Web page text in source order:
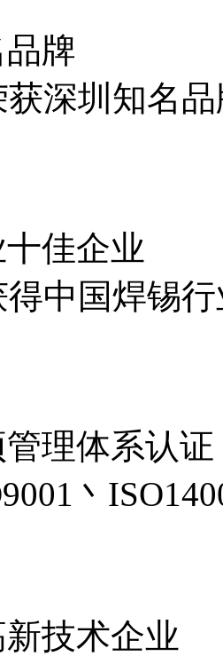
牌
获深圳知名
佳企业
得中国焊锡
理体系认证
丶
技术企业